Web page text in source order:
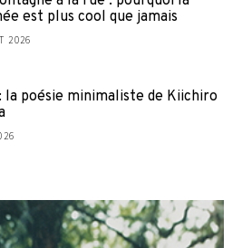
est plus cool que jamais
2026
la poésie minimaliste de Kiichiro